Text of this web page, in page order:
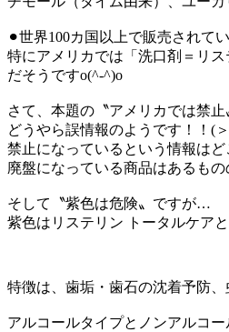
⚫︎世界100カ国以上で販売されて
特にアメリカでは「洗口剤＝リス
だそうですo(^-^)o
さて、本題の〝アメリカでは禁
どうやら誤情報のようです！！(
禁止になっているという情報はど
廃盤になっている商品はあるも
そして〝紫色は危険〟ですが…
紫色はリステリン トータルケアと
特徴は、歯垢・歯石の沈着予防
アルコールタイプとノンアルコ